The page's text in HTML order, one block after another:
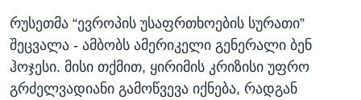
ᲓᲔᲖᲘᲜᲤᲝᲠᲛᲐᲪᲘᲐ
რუსეთმა “ევროპის უსაფრთხოების სურათი”
შეცვალა - ამბობს ამერიკელი გენერალი ბენ
ჰოჯესი. მისი თქმით, ყირიმის კრიზისი უფრო
გრძელვადიანი გამოწვევა იქნება, რადგან